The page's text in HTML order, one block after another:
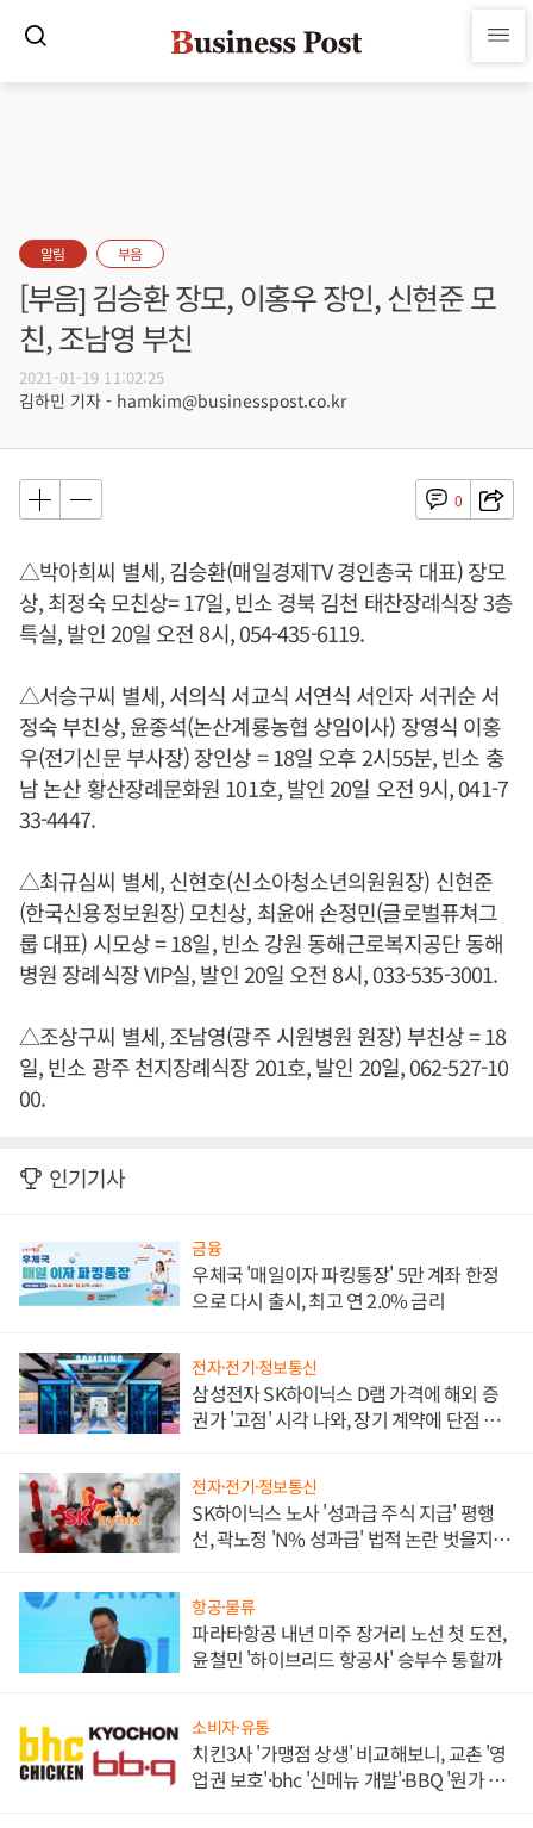
알림 부음
[부음] 김승환 장모, 이홍우 장인, 신현준 모
친, 조남영 부친
2021-01-19 11:02:25
김하민 기자 - hamkim@businesspost.co.kr
0
△박아희씨 별세, 김승환(매일경제TV 경인총국 대표) 장모
상, 최정숙 모친상= 17일, 빈소 경북 김천 태찬장례식장 3층
특실, 발인 20일 오전 8시, 054-435-6119.
△서승구씨 별세, 서의식 서교식 서연식 서인자 서귀순 서
정숙 부친상, 윤종석(논산계룡농협 상임이사) 장영식 이홍
우(전기신문 부사장) 장인상 = 18일 오후 2시55분, 빈소 충
남 논산 황산장례문화원 101호, 발인 20일 오전 9시, 041-7
33-4447.
△최규심씨 별세, 신현호(신소아청소년의원원장) 신현준
(한국신용정보원장) 모친상, 최윤애 손정민(글로벌퓨쳐그
룹 대표) 시모상 = 18일, 빈소 강원 동해근로복지공단 동해
병원 장례식장 VIP실, 발인 20일 오전 8시, 033-535-3001.
△조상구씨 별세, 조남영(광주 시원병원 원장) 부친상 = 18
일, 빈소 광주 천지장례식장 201호, 발인 20일, 062-527-10
00.
인기기사
금융
우체국 '매일이자 파킹통장' 5만 계좌 한정
으로 다시 출시, 최고 연 2.0% 금리
전자·전기·정보통신
삼성전자 SK하이닉스 D램 가격에 해외 증
권가 '고점' 시각 나와, 장기 계약에 단점 부
전자·전기·정보통신
SK하이닉스 노사 '성과급 주식 지급' 평행
선, 곽노정 'N% 성과급' 법적 논란 벗을지 주
항공·물류
파라타항공 내년 미주 장거리 노선 첫 도전,
윤철민 '하이브리드 항공사' 승부수 통할까
소비자·유통
치킨3사 '가맹점 상생' 비교해보니, 교촌 '영
업권 보호'·bhc '신메뉴 개발'·BBQ '원가 부